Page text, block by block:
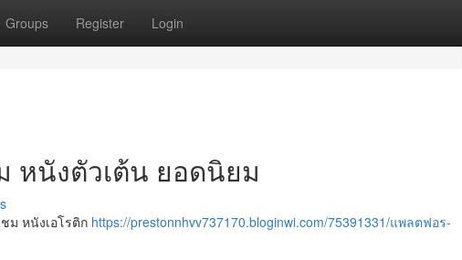
Groups Register Login
หนังตัวเต้น ยอดนิยม
ม หนังเอโรติก https://prestonnhvv737170.bloginwi.com/75391331/แพลตฟอร-